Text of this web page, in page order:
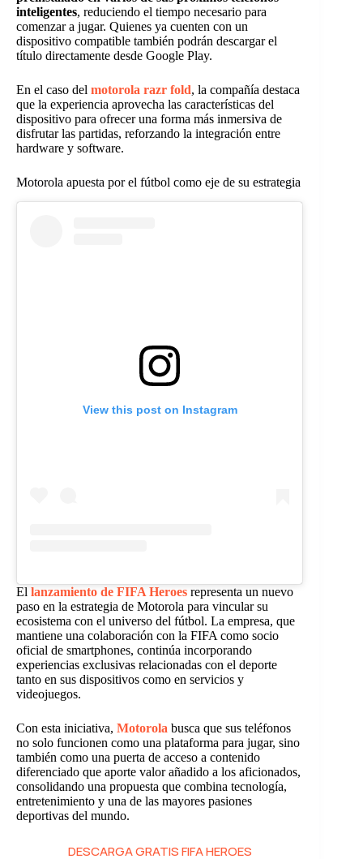
inteligentes, reduciendo el tiempo necesario para
comenzar a jugar. Quienes ya cuenten con un
dispositivo compatible también podrán descargar el
título directamente desde Google Play.
En el caso del motorola razr fold, la compañía destaca
que la experiencia aprovecha las características del
dispositivo para ofrecer una forma más inmersiva de
disfrutar las partidas, reforzando la integración entre
hardware y software.
Motorola apuesta por el fútbol como eje de su estrategia
View this post on Instagram
El lanzamiento de FIFA Heroes representa un nuevo
paso en la estrategia de Motorola para vincular su
ecosistema con el universo del fútbol. La empresa, que
mantiene una colaboración con la FIFA como socio
oficial de smartphones, continúa incorporando
experiencias exclusivas relacionadas con el deporte
tanto en sus dispositivos como en servicios y
videojuegos.
Con esta iniciativa, Motorola busca que sus teléfonos
no solo funcionen como una plataforma para jugar, sino
también como una puerta de acceso a contenido
diferenciado que aporte valor añadido a los aficionados,
consolidando una propuesta que combina tecnología,
entretenimiento y una de las mayores pasiones
deportivas del mundo.
DESCARGA GRATIS FIFA HEROES